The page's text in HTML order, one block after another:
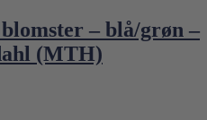
– blå/grøn –
(MTH)